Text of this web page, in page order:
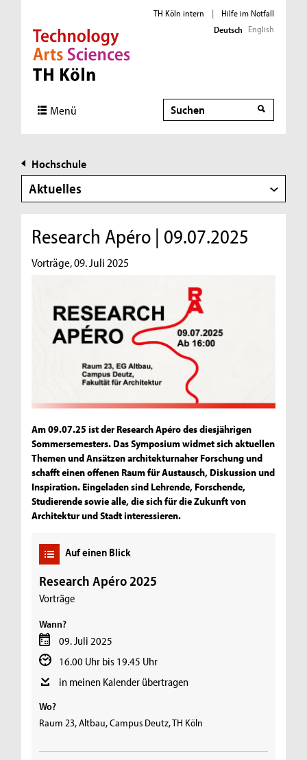
Direkt zur Hauptnavigation
Direkt zur Subnavigation
Direkt zum Inhalt
Direkt zum Fußbereich
TH Köln intern |
Hilfe im Notfall
Deutsch English
Menü Suche
Hochschule
Aktuelles
Research Apéro | 09.07.2025
Vorträge, 09. Juli 2025
Am 09.07.25 ist der Research Apéro des diesjährigen
Sommersemesters. Das Symposium widmet sich aktuellen
Themen und Ansätzen architekturnaher Forschung und
schafft einen offenen Raum für Austausch, Diskussion und
Inspiration. Eingeladen sind Lehrende, Forschende,
Studierende sowie alle, die sich für die Zukunft von
Architektur und Stadt interessieren.
Auf einen Blick
Research Apéro 2025
Vorträge
Wann?
09. Juli 2025
16.00 Uhr bis 19.45 Uhr
in meinen Kalender übertragen
Wo?
Raum 23, Altbau, Campus Deutz, TH Köln